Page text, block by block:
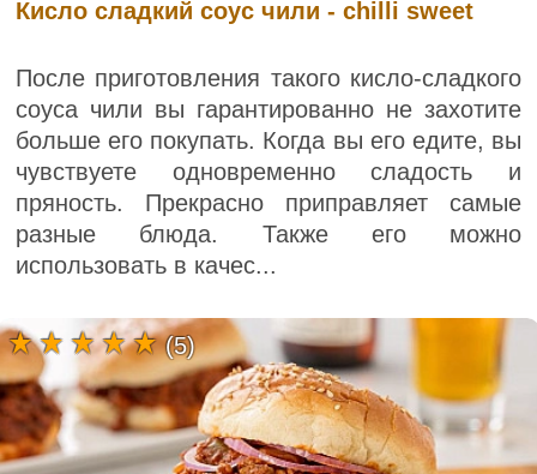
Кисло сладкий соус чили - chilli sweet
После приготовления такого кисло-сладкого
соуса чили вы гарантированно не захотите
больше его покупать. Когда вы его едите, вы
чувствуете одновременно сладость и
пряность. Прекрасно приправляет самые
разные блюда. Также его можно
использовать в качес...
(5)